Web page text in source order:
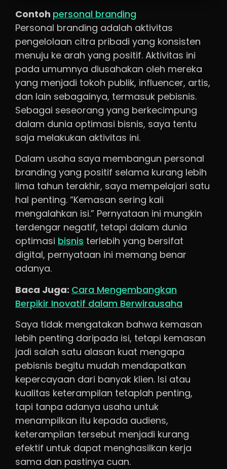
Contoh personal branding
Personal branding adalah aktivitas
pengelolaan citra pribadi yang konsisten
menuju ke arah yang positif. Aktivitas ini
pada umumnya diusahakan oleh mereka
yang menjadi tokoh publik, influencer, artis,
dan lain sebagainya, termasuk pebisnis.
Sebagai seseorang yang berkecimpung
dalam dunia optimasi bisnis, saya tentu
saja melakukan aktivitas ini.
Dalam usaha saya membangun personal
branding yang positif selama kurang lebih
lima tahun terakhir, saya mempelajari satu
hal penting. “Kemasan sering kali
mengalahkan isi.” Pernyataan ini mungkin
terdengar negatif, tetapi dalam dunia
optimasi bisnis terlebih yang bersifat
digital, pernyataan ini memang benar
adanya.
Baca Juga: Cara Mengembangkan
Berpikir Inovatif dalam Berwirausaha
Saya tidak mengatakan bahwa kemasan
lebih penting daripada isi, tetapi kemasan
jadi salah satu alasan kuat mengapa
pebisnis begitu mudah mendapatkan
kepercayaan dari banyak klien. Isi atau
kualitas keterampilan tetaplah penting,
tapi tanpa adanya usaha untuk
menampilkan itu kepada audiens,
keterampilan tersebut menjadi kurang
efektif untuk dapat menghasilkan kerja
sama dan pastinya cuan.